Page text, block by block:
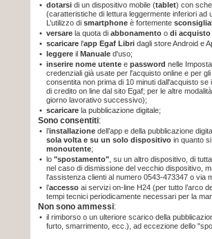
• dotarsi di un dispositivo mobile (tablet) con
(caratteristiche di lettura leggermente inferiori ad
L’utilizzo di smartphone è fortemente
• versare la quota di abbonamento o di acquisto
• scaricare l'app Egaf Libri dagli store Android e
• leggere il Manuale d'uso;
• inserire nome utente e password nelle
credenziali già usate per l'acquisto online e per
consentita non prima di 10 minuti dall'acquisto
di credito on line dal sito Egaf; per le altre
giorno lavorativo successivo);
• scaricare la pubblicazione digitale;
Sono consentiti:
• l’installazione dell’app e della pubblicazione
sola volta e su un solo dispositivo in quanto
monoutente;
• lo "spostamento" , su un altro dispositivo, di
nel caso di dismissione del vecchio dispositivo,
l'assistenza clienti al numero 0543-473347 o via
• l’accesso ai servizi on-line H24 (per tutto l’arco
tempi tecnici periodicamente necessari per la
Non sono ammessi:
• il rimborso o un ulteriore scarico della
furto, smarrimento, ecc.), ad eccezione dello